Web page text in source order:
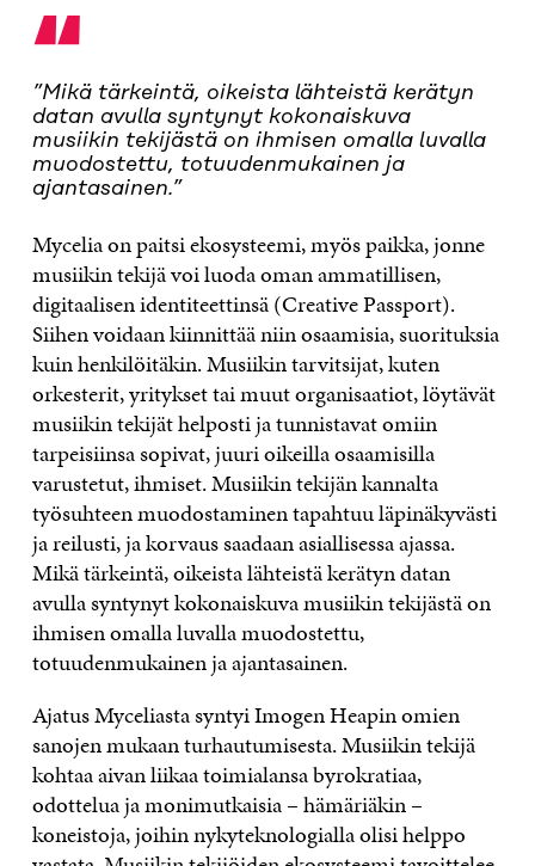
“
”Mikä tärkeintä, oikeista lähteistä kerätyn
datan avulla syntynyt kokonaiskuva
musiikin tekijästä on ihmisen omalla luvalla
muodostettu, totuudenmukainen ja
ajantasainen.”
Mycelia on paitsi ekosysteemi, myös paikka, jonne
musiikin tekijä voi luoda oman ammatillisen,
digitaalisen identiteettinsä (Creative Passport).
Siihen voidaan kiinnittää niin osaamisia, suorituksia
kuin henkilöitäkin. Musiikin tarvitsijat, kuten
orkesterit, yritykset tai muut organisaatiot, löytävät
musiikin tekijät helposti ja tunnistavat omiin
tarpeisiinsa sopivat, juuri oikeilla osaamisilla
varustetut, ihmiset. Musiikin tekijän kannalta
työsuhteen muodostaminen tapahtuu läpinäkyvästi
ja reilusti, ja korvaus saadaan asiallisessa ajassa.
Mikä tärkeintä, oikeista lähteistä kerätyn datan
avulla syntynyt kokonaiskuva musiikin tekijästä on
ihmisen omalla luvalla muodostettu,
totuudenmukainen ja ajantasainen.
Ajatus Myceliasta syntyi Imogen Heapin omien
sanojen mukaan turhautumisesta. Musiikin tekijä
kohtaa aivan liikaa toimialansa byrokratiaa,
odottelua ja monimutkaisia – hämäriäkin –
koneistoja, joihin nykyteknologialla olisi helppo